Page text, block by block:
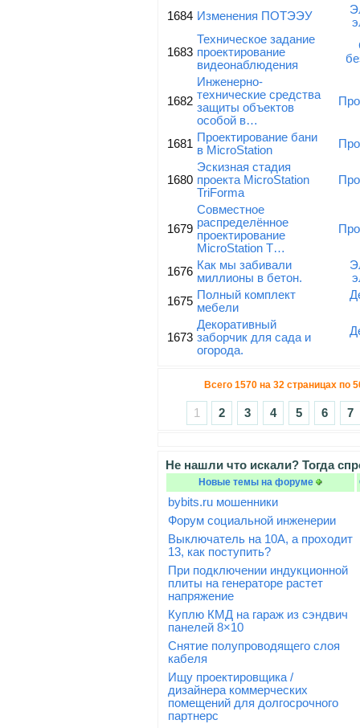
1684 Изменения ПОТЭЭУ
1683
Техническое задание
проектирование
видеонаблюдения
1682
Инженерно-
технические средства
защиты объектов
особой в…
1681 Проектирование бани
в MicroStation
1680
Эскизная стадия
проекта MicroStation
TriForma
1679
Совместное
распределённое
проектирование
MicroStation T…
1676 Как мы забивали
миллионы в бетон.
1675 Полный комплект
мебели
1673
Декоративный
заборчик для сада и
огорода.
Всего 1570 на 32 страницах по
1 2 3 4 5 6 7
Не нашли что искали? Тогда
Новые темы на форуме
bybits.ru мошенники
Форум социальной инженерии
Выключатель на 10А, а проходит
13, как поступить?
При подключении индукционной
плиты на генераторе растет
напряжение
Куплю КМД на гараж из сэндвич
панелей 8×10
Снятие полупроводящего слоя
кабеля
Ищу проектировщика /
дизайнера коммерческих
помещений для долгосрочного
партнерс